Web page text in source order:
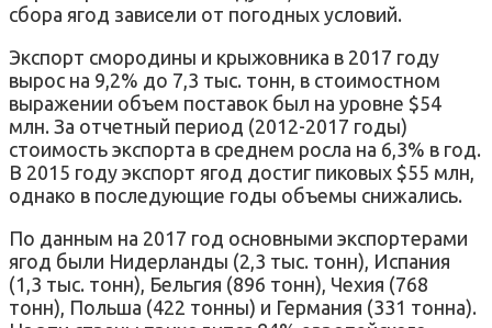
сбора ягод зависели от погодных условий.
Экспорт смородины и крыжовника в 2017 году
вырос на 9,2% до 7,3 тыс. тонн, в стоимостном
выражении объем поставок был на уровне $54
млн. За отчетный период (2012-2017 годы)
стоимость экспорта в среднем росла на 6,3% в год.
В 2015 году экспорт ягод достиг пиковых $55 млн,
однако в последующие годы объемы снижались.
По данным на 2017 год основными экспортерами
ягод были Нидерланды (2,3 тыс. тонн), Испания
(1,3 тыс. тонн), Бельгия (896 тонн), Чехия (768
тонн), Польша (422 тонны) и Германия (331 тонна).